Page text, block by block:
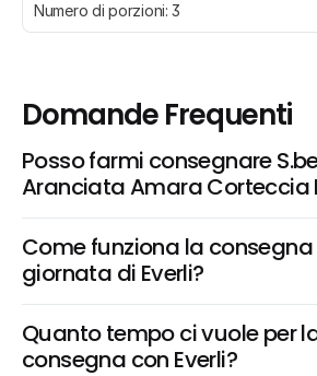
Numero di porzioni: 3
Domande Frequenti
Posso farmi consegnare
Aranciata Amara Corteccia
Come funziona la consegna
giornata di Everli?
Quanto tempo ci vuole per
consegna con Everli?